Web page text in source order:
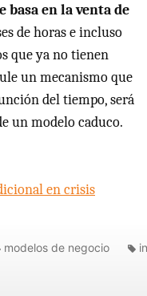
basa en la venta de
de horas e incluso
que ya no tienen
un mecanismo que
del tiempo, será
un modelo caduco.
en crisis
modelos de negocio